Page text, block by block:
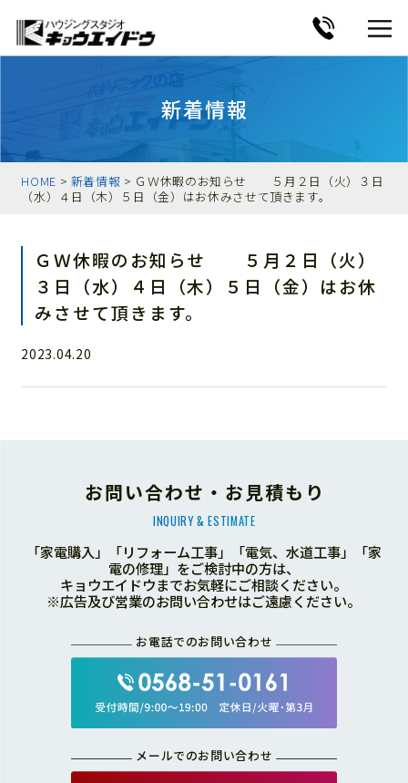
新着情報
HOME > 新着情報 > ＧＷ休暇のお知らせ ５月２日（火）３日
（水）４日（木）５日（金）はお休みさせて頂きます。
ＧＷ休暇のお知らせ ５月２日（火）
３日（水）４日（木）５日（金）はお休
みさせて頂きます。
2023.04.20
お問い合わせ・お見積もり
INQUIRY & ESTIMATE
「家電購入」「リフォーム工事」「電気、水道工事」「家
電の修理」をご検討中の方は、
キョウエイドウまでお気軽にご相談ください。
※広告及び営業のお問い合わせはご遠慮ください。
お電話でのお問い合わせ
メールでのお問い合わせ